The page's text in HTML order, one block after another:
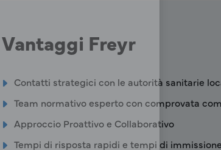
Vantaggi Freyr
Contatti strategici con le autorità sanitarie
Team normativo esperto con comprovata
Approccio Proattivo e Collaborativo
Tempi di risposta rapidi e tempi di